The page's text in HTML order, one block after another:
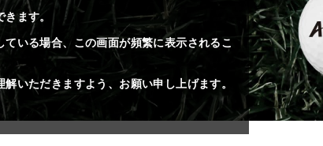
ます。
いる場合、この画面が頻繁に表示されるこ
いただきますよう、お願い申し上げます。